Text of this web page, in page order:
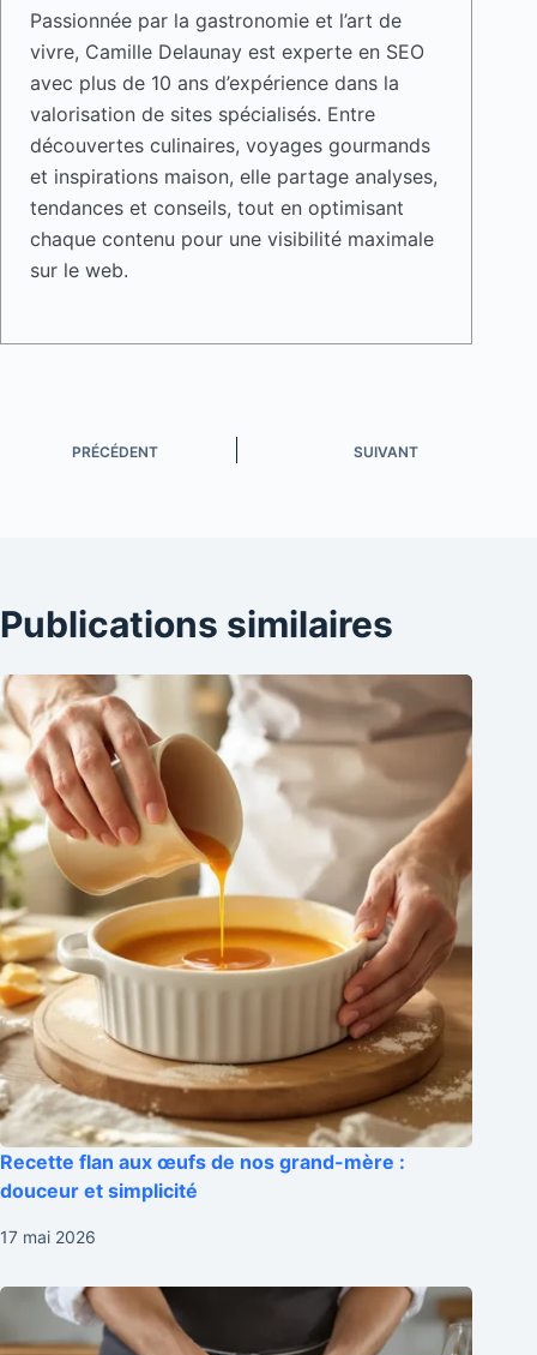
Passionnée par la gastronomie et l’art de
vivre, Camille Delaunay est experte en SEO
avec plus de 10 ans d’expérience dans la
valorisation de sites spécialisés. Entre
découvertes culinaires, voyages gourmands
et inspirations maison, elle partage analyses,
tendances et conseils, tout en optimisant
chaque contenu pour une visibilité maximale
sur le web.
PRÉCÉDENT SUIVANT
Publications similaires
Recette flan aux œufs de nos grand-mère :
douceur et simplicité
17 mai 2026